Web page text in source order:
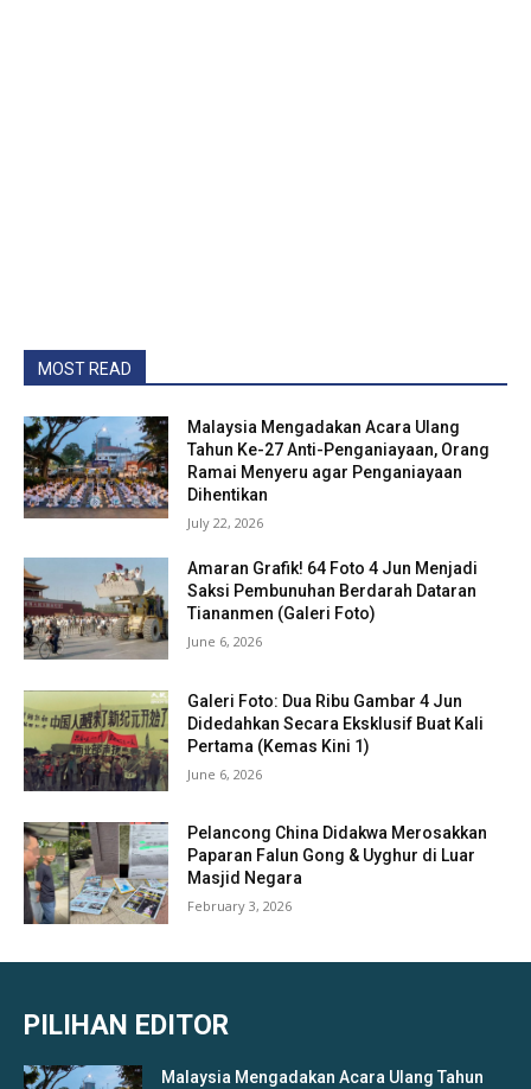
MOST READ
Malaysia Mengadakan Acara Ulang
Tahun Ke-27 Anti-Penganiayaan, Orang
Ramai Menyeru agar Penganiayaan
Dihentikan
July 22, 2026
Amaran Grafik! 64 Foto 4 Jun Menjadi
Saksi Pembunuhan Berdarah Dataran
Tiananmen (Galeri Foto)
June 6, 2026
Galeri Foto: Dua Ribu Gambar 4 Jun
Didedahkan Secara Eksklusif Buat Kali
Pertama (Kemas Kini 1)
June 6, 2026
Pelancong China Didakwa Merosakkan
Paparan Falun Gong & Uyghur di Luar
Masjid Negara
February 3, 2026
PILIHAN EDITOR
Malaysia Mengadakan Acara Ulang Tahun